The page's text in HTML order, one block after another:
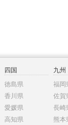
四国
徳島県
香川県
愛媛県
高知県
九州
福岡
佐賀
長崎
熊本